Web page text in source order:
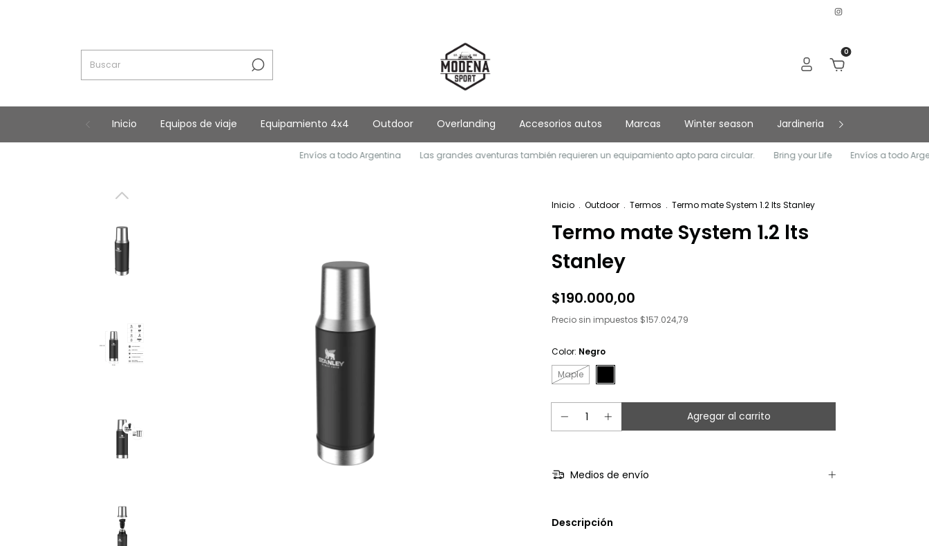
0
Inicio Equipos de viaje Equipamiento 4x4 Outdoor Overlanding Accesorios autos Marcas Winter season Jardineria
Envíos a todo Argentina Las grandes aventuras también requieren un equipamiento apto para circular. Bring your Life Envíos a todo Argentina
Inicio . Outdoor . Termos . Termo mate System 1.2 lts Stanley
Termo mate System 1.2 lts
Stanley
$190.000,00
Precio sin impuestos $157.024,79
Color: Negro
Maple
Medios de envío
Descripción